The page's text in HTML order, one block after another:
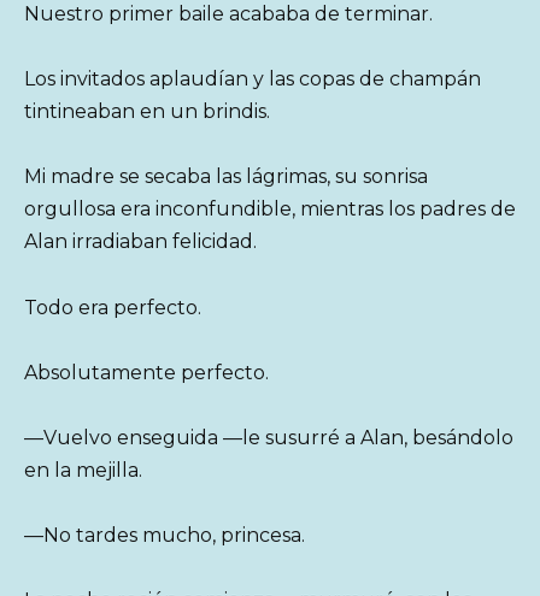
Nuestro primer baile acababa de terminar.
Los invitados aplaudían y las copas de champán
tintineaban en un brindis.
Mi madre se secaba las lágrimas, su sonrisa
orgullosa era inconfundible, mientras los padres de
Alan irradiaban felicidad.
Todo era perfecto.
Absolutamente perfecto.
—Vuelvo enseguida —le susurré a Alan, besándolo
en la mejilla.
—No tardes mucho, princesa.